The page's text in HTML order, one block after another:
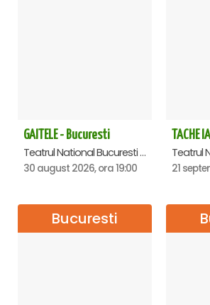
GAITELE - Bucuresti
Teatrul National Bucuresti - Sala Ion Caramitru, Bucuresti
30 august 2026, ora 19:00
Bucuresti